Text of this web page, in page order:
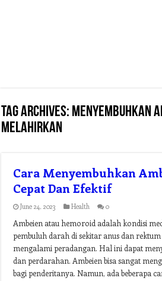
Tag Archives: menyembuhkan
melahirkan
Cara Menyembuhkan
Cepat Dan Efektif
June 24, 2023 Health 0
Ambeien atau hemoroid adalah kondisi
pembuluh darah di sekitar anus dan
mengalami peradangan. Hal ini dapat
dan perdarahan. Ambeien bisa sangat
bagi penderitanya. Namun, ada beberapa